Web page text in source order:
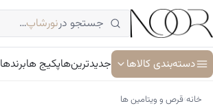
رفتن
به
محتوا
جستجو درنورشاپ…
دسته‌بندی کالاها جدیدترین‌هاپکیج هابرندها
خانه›قرص و ویتامین ها